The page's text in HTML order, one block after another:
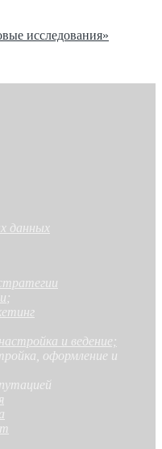
исследования»
данных
;
и ведение;
оформление и